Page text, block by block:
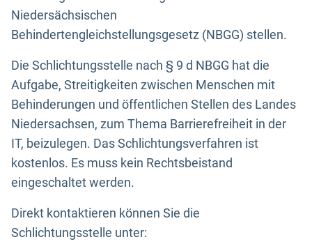
Niedersächsischen
Behindertengleichstellungsgesetz (NBGG) stellen.
Die Schlichtungsstelle nach § 9 d NBGG hat die
Aufgabe, Streitigkeiten zwischen Menschen mit
Behinderungen und öffentlichen Stellen des Landes
Niedersachsen, zum Thema Barrierefreiheit in der
IT, beizulegen. Das Schlichtungsverfahren ist
kostenlos. Es muss kein Rechtsbeistand
eingeschaltet werden.
Direkt kontaktieren können Sie die
Schlichtungsstelle unter: